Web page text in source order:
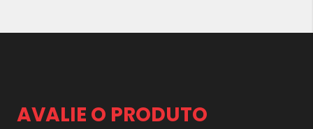
AVALIE O PRODUTO